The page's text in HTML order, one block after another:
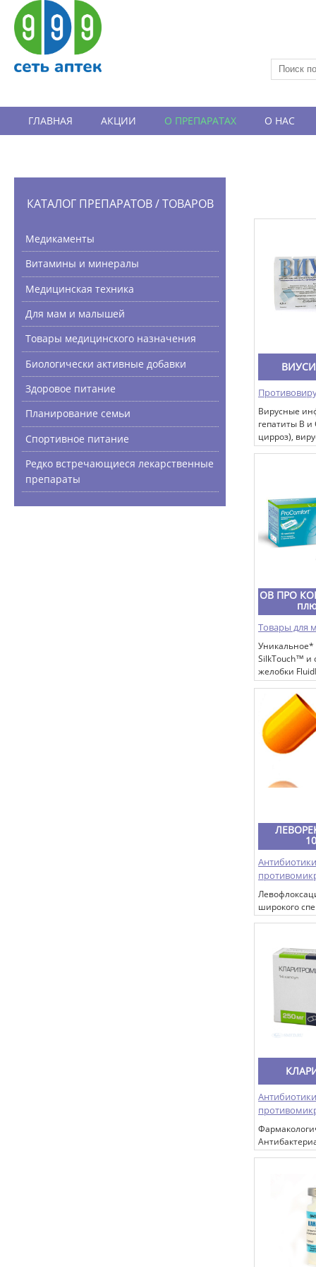
ГЛАВНАЯ АКЦИИ О ПРЕПАРАТАХ О НАС
КАТАЛОГ ПРЕПАРАТОВ / ТОВАРОВ
Медикаменты
Витамины и минералы
Медицинская техника
Для мам и малышей
Товары медицинского назначения
Биологически активные добавки
Здоровое питание
Планирование семьи
Спортивное питание
Редко встречающиеся лекарственные
препараты
Вирусные
гепатиты В и
цирроз),
герпеса,
усталости,
и
(ОРВИ и
пневмонии
туберкулез,
плевриты и
анорексия,
OB ПРО
Товары для
Уникальное*
SilkTouch™ и
желобки
тампонах o.b.
широкого
из группы
офлоксацина.
группы
За счет
вещества
кислой рН,